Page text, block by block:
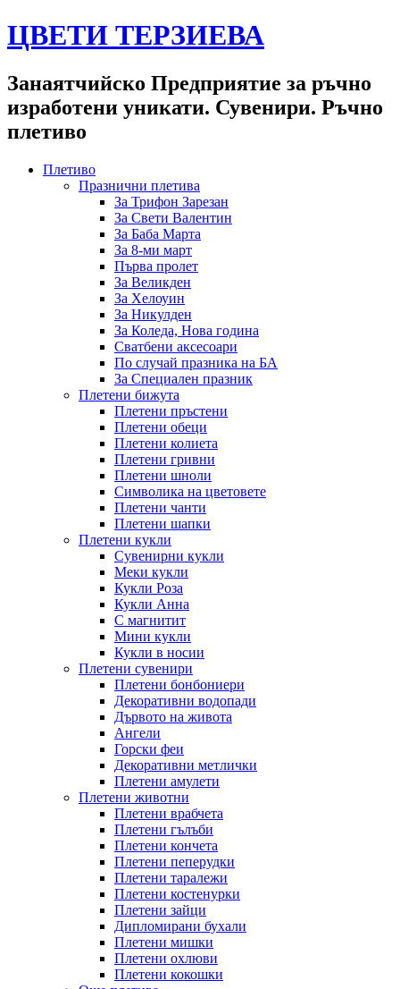
ЦВЕТИ ТЕРЗИЕВА
Занаятчийско Предприятие за ръчно
изработени уникати. Сувенири. Ръчно
плетиво
Плетиво
Празнични плетива
За Трифон Зарезан
За Свети Валентин
За Баба Марта
За 8-ми март
Първа пролет
За Великден
За Хелоуин
За Никулден
За Коледа, Нова година
Сватбени аксесоари
По случай празника на БА
За Специален празник
Плетени бижута
Плетени пръстени
Плетени обeци
Плетени колиета
Плетени гривни
Плетени шноли
Символика на цветовете
Плетени чанти
Плетени шапки
Плетени кукли
Сувенирни кукли
Меки кукли
Кукли Роза
Кукли Анна
С магнитит
Мини кукли
Кукли в носии
Плетени сувенири
Плетени бонбониери
Декоративни водопади
Дървото на живота
Ангели
Горски феи
Декоративни метлички
Плетени амулети
Плетени животни
Плетени врабчета
Плетени гълъби
Плетени кончета
Плетени пеперудки
Плетени таралежи
Плетени костенурки
Плетени зайци
Дипломирани бухали
Плетени мишки
Плетени охлюви
Плетени кокошки